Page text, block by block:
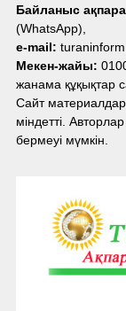
Байланыс
(WhatsApp),
e-mail:
Мекен-жайы:
жанама құқықтар
Сайт
міндетті.
бермеуі мүмкін.